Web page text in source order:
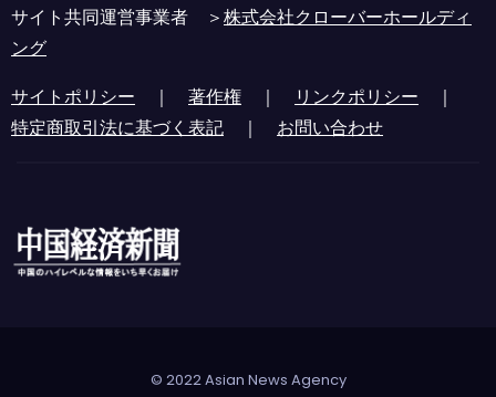
サイト共同運営事業者 ＞株式会社クローバーホールディ
ング
サイトポリシー ｜ 著作権 ｜ リンクポリシー ｜
特定商取引法に基づく表記 ｜ お問い合わせ
© 2022 Asian News Agency